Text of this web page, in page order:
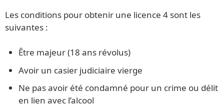
Les conditions pour obtenir une licence 4 sont les
suivantes :
Être majeur (18 ans révolus)
Avoir un casier judiciaire vierge
Ne pas avoir été condamné pour un crime ou délit
en lien avec l’alcool